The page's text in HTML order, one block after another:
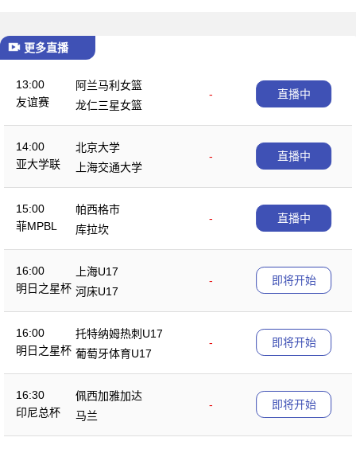
更多直播
13:00
友谊赛
阿兰马利女篮
-
龙仁三星女篮
直播中
14:00
亚大学联
北京大学
-
上海交通大学
直播中
15:00
菲MPBL
帕西格市
-
库拉坎
直播中
16:00
明日之星杯
上海U17
-
河床U17
即将开始
16:00
明日之星杯
托特纳姆热刺U17
-
葡萄牙体育U17
即将开始
16:30
印尼总杯
佩西加雅加达
-
马兰
即将开始